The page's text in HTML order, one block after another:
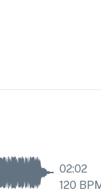
02:02
120